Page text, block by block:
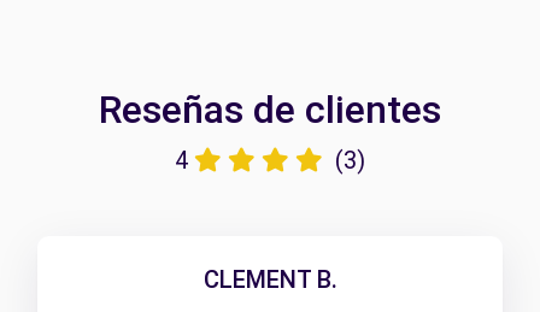
Reseñas de clientes
4 (3)
CLEMENT B.